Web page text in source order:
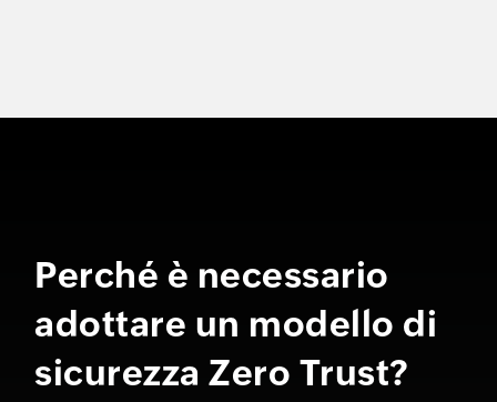
Perché è necessario
adottare un modello di
sicurezza Zero Trust?